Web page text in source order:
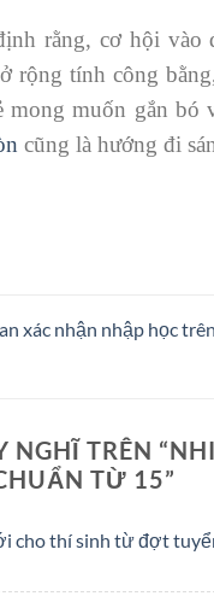
rằng, cơ hội vào
rộng tính công
mong muốn gắn bó
cũng là hướng đi
xác nhận nhập học
NGHĨ TRÊN “
TỪ 15”
cho thí sinh từ đợt